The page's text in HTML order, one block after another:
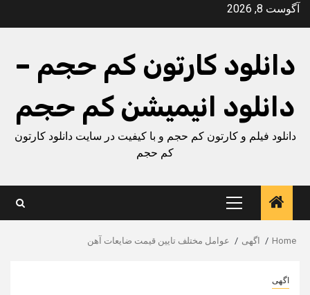
Skipآگوست 8, 2026
دانلود کارتون کم حجم –
دانلود انیمیشن کم حجم
دانلود فیلم و کارتون کم حجم و با کیفیت در سایت دانلود کارتون
کم حجم
Primary
Menu
Home اگهی عوامل مختلف تایین قیمت ضایعات آهن
اگهی